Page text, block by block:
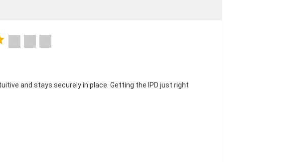
and stays securely in place. Getting the IPD just right